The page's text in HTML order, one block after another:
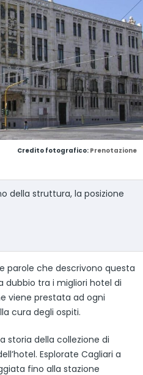
Credito fotografico: Prenotazione
della struttura, la posizione
parole che descrivono questa
dubbio tra i migliori hotel di
viene prestata ad ogni
cura degli ospiti.
storia della collezione di
Esplorate Cagliari a
fino alla stazione